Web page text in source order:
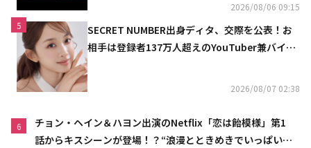
2026/08/06 09:15
5
SECRET NUMBER出身ディタ、交際を公表！お
相手は登録者137万人超えのYouTuber兼バイオ
2026/08/07 02:38
6
チョン・ヘイン＆ハヨン出演のNetflix「恋は飴模様」第1
話からキスシーンが登場！？“浪漫とときめきでいっぱいの